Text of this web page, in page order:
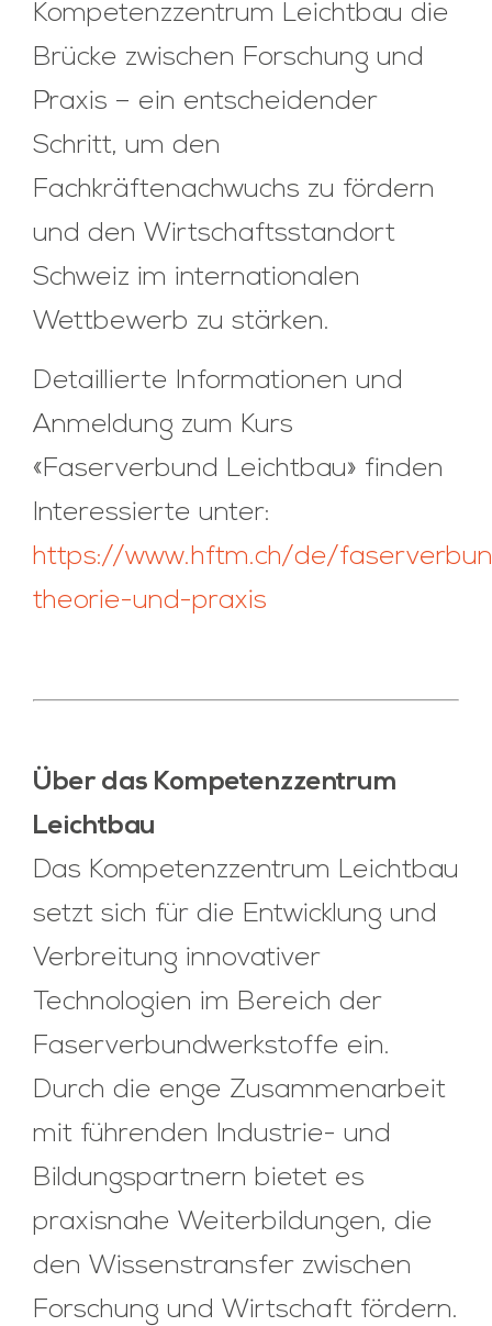
Kompetenzzentrum Leichtbau die
Brücke zwischen Forschung und
Praxis – ein entscheidender
Schritt, um den
Fachkräftenachwuchs zu fördern
und den Wirtschaftsstandort
Schweiz im internationalen
Wettbewerb zu stärken.
Detaillierte Informationen und
Anmeldung zum Kurs
«Faserverbund Leichtbau» finden
Interessierte unter:
https://www.hftm.ch/de/
theorie-und-praxis
Über das Kompetenzzentrum
Leichtbau
Das Kompetenzzentrum Leichtbau
setzt sich für die Entwicklung und
Verbreitung innovativer
Technologien im Bereich der
Faserverbundwerkstoffe ein.
Durch die enge Zusammenarbeit
mit führenden Industrie- und
Bildungspartnern bietet es
praxisnahe Weiterbildungen, die
den Wissenstransfer zwischen
Forschung und Wirtschaft fördern.